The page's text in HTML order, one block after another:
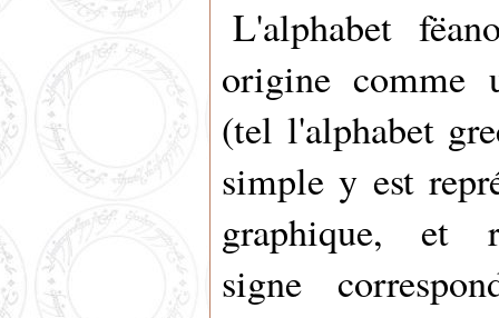
L'alphabet
origine comme
(tel l'alphabet
simple y est
graphique, et
signe